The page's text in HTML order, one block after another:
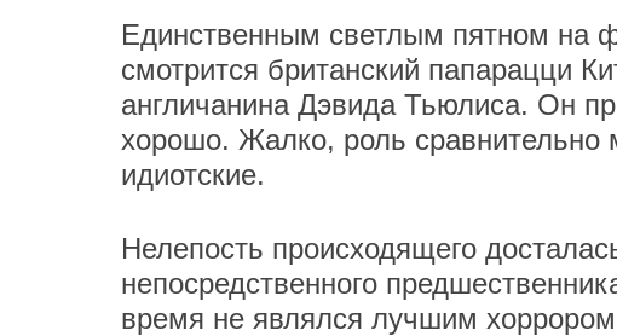
Единственным светлым пятном на
смотрится британский папарацци
англичанина Дэвида Тьюлиса. Он
хорошо. Жалко, роль сравнительно
идиотские.
Нелепость происходящего
непосредственного
время не являлся лучшим